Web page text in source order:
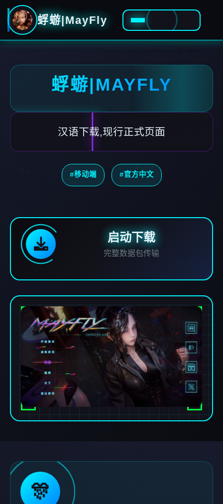
蜉蝣|MayFly
蜉蝣|MAYFLY
汉语下载,现行正式页面
#移动端 #官方中文
启动下载
完整数据包传输
🎊